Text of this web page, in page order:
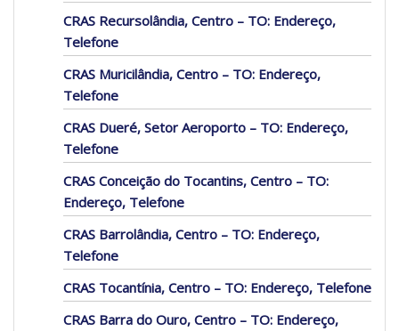
CRAS Recursolândia, Centro – TO: Endereço,
Telefone
CRAS Muricilândia, Centro – TO: Endereço,
Telefone
CRAS Dueré, Setor Aeroporto – TO: Endereço,
Telefone
CRAS Conceição do Tocantins, Centro – TO:
Endereço, Telefone
CRAS Barrolândia, Centro – TO: Endereço,
Telefone
CRAS Tocantínia, Centro – TO: Endereço, Telefone
CRAS Barra do Ouro, Centro – TO: Endereço,